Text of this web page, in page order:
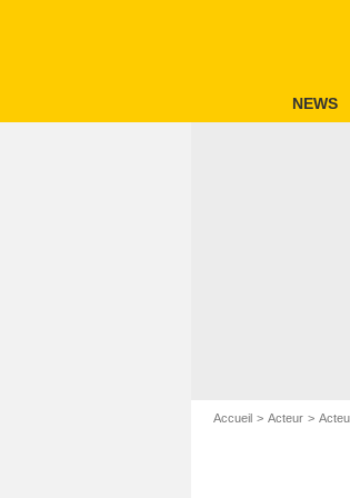
NEWS
Accueil Acteur